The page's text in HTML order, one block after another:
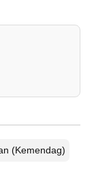
(Kemendag)